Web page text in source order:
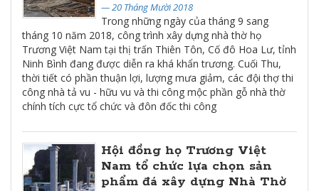
— 20 Tháng Mười 2018
Trong những ngày của tháng 9 sang
tháng 10 năm 2018, công trình xây dựng nhà thờ họ
Trương Việt Nam tại thị trấn Thiên Tôn, Cố đô Hoa Lư, tỉnh
Ninh Bình đang được diễn ra khá khẩn trương. Cuối Thu,
thời tiết có phần thuận lợi, lượng mưa giảm, các đội thợ thi
công nhà tả vu - hữu vu và thi công mộc phần gỗ nhà thờ
chính tích cực tổ chức và đôn đốc thi công
Hội đồng họ Trương Việt
Nam tổ chức lựa chọn sản
phẩm đá xây dựng Nhà Thờ